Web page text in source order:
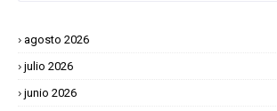
agosto 2026
julio 2026
junio 2026